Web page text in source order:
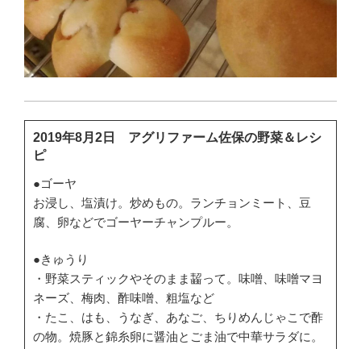
2019年8月2日 アグリファーム佐保の野菜＆レシ
ピ
●ゴーヤ
お浸し、塩漬け。炒めもの。ランチョンミート、豆
腐、卵などでゴーヤーチャンプルー。
●きゅうり
・野菜スティックやそのまま齧って。味噌、味噌マヨ
ネーズ、梅肉、酢味噌、粗塩など
・たこ、はも、うなぎ、あなご、ちりめんじゃこで酢
の物。焼豚と錦糸卵に醤油とごま油で中華サラダに。